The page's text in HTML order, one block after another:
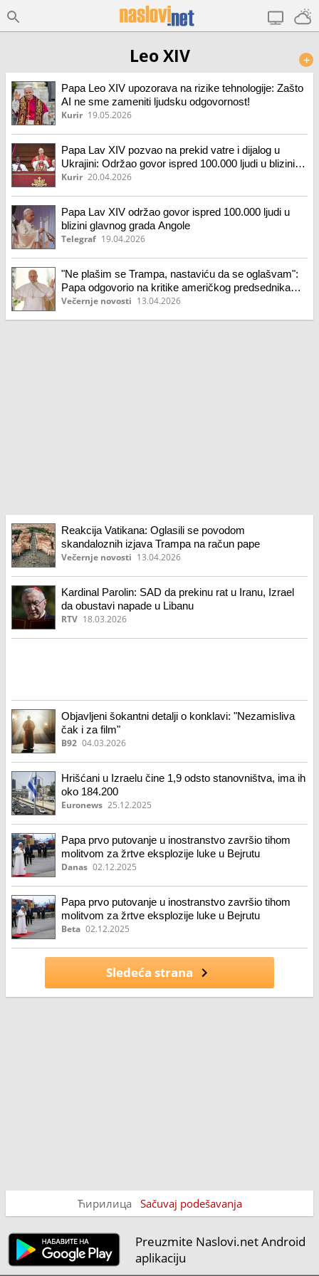
Leo XIV +
Papa Leo XIV upozorava na rizike tehnologije: Zašto
AI ne sme zameniti ljudsku odgovornost!
Kurir 19.05.2026
Papa Lav XIV pozvao na prekid vatre i dijalog u
Ukrajini: Održao govor ispred 100.000 ljudi u blizini
glavnog grada Angole
Kurir 20.04.2026
Papa Lav XIV održao govor ispred 100.000 ljudi u
blizini glavnog grada Angole
Telegraf 19.04.2026
"Ne plašim se Trampa, nastaviću da se oglašvam":
Papa odgovorio na kritike američkog predsednika
(foto)
Večernje novosti 13.04.2026
Reakcija Vatikana: Oglasili se povodom
skandaloznih izjava Trampa na račun pape
Večernje novosti 13.04.2026
Kardinal Parolin: SAD da prekinu rat u Iranu, Izrael
da obustavi napade u Libanu
RTV 18.03.2026
Objavljeni šokantni detalji o konklavi: "Nezamisliva
čak i za film"
B92 04.03.2026
Hrišćani u Izraelu čine 1,9 odsto stanovništva, ima ih
oko 184.200
Euronews 25.12.2025
Papa prvo putovanje u inostranstvo završio tihom
molitvom za žrtve eksplozije luke u Bejrutu
Danas 02.12.2025
Papa prvo putovanje u inostranstvo završio tihom
molitvom za žrtve eksplozije luke u Bejrutu
Beta 02.12.2025
Sledeća strana
Ћирилица Sačuvaj podešavanja
Preuzmite Naslovi.net Android
aplikaciju